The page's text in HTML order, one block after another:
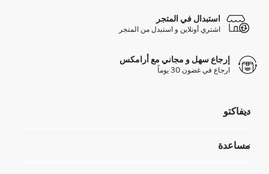
استبدال في المتجر
اشتري أونلاين و استبدل من المتجر
إرجاع سهل و مجاني مع أرامكس
ارجاع في غضون 30 يوماً
ديفاكتو
تعرف علينا
مساعدة